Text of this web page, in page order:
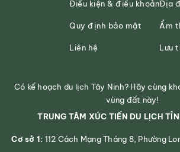
Điều kiện & điều khoản
Quy định bảo mật
Liên hệ
Địa
Ẩm
Lưu
Có kế hoạch du lịch Tây Ninh? Hãy cùng
vùng đất này!
TRUNG TÂM XÚC TIẾN DU LỊCH
Cơ sở 1: 112 Cách Mạng Tháng 8, Phường